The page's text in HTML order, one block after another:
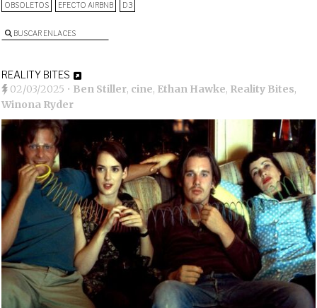
OBSOLETOS EFECTO AIRBNB D3
BUSCAR ENLACES
REALITY BITES
02/03/2025 • Ben Stiller, cine, Ethan Hawke, Reality Bites,
Winona Ryder